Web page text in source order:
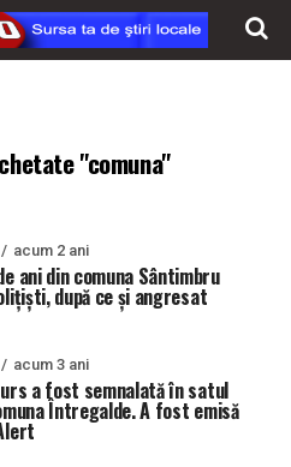
"comuna"
acum 2 ani
ani din comuna Sântimbru
după ce și angresat
acum 3 ani
a fost semnalată în satul
Întregalde. A fost emisă